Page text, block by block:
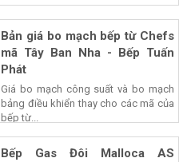
Bản giá bo mạch bếp từ Chefs
mã Tây Ban Nha - Bếp Tuấn
Phát
Giá bo mạch công suất và bo mạch
bảng điều khiển thay cho các mã của
bếp từ...
Bếp Gas Đôi Malloca AS